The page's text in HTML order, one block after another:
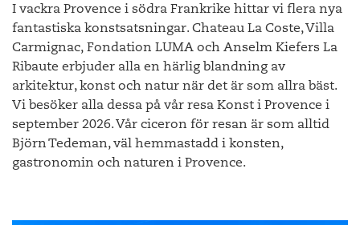
I vackra Provence i södra Frankrike hittar vi flera nya
fantastiska konstsatsningar. Chateau La Coste, Villa
Carmignac, Fondation LUMA och Anselm Kiefers La
Ribaute erbjuder alla en härlig blandning av
arkitektur, konst och natur när det är som allra bäst.
Vi besöker alla dessa på vår resa Konst i Provence i
september 2026. Vår ciceron för resan är som alltid
Björn Tedeman, väl hemmastadd i konsten,
gastronomin och naturen i Provence.